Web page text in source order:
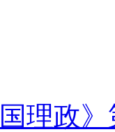
理政